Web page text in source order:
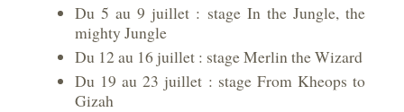
Du 5 au 9 juillet : stage In the Jungle, the
mighty Jungle
Du 12 au 16 juillet : stage Merlin the Wizard
Du 19 au 23 juillet : stage From Kheops to
Gizah